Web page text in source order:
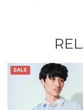
SALE